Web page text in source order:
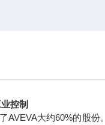
控制
AVEVA大约60%的股